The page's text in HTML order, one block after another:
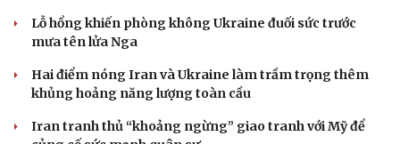
Lỗ hổng khiến phòng không Ukraine đuối sức trước
mưa tên lửa Nga
Hai điểm nóng Iran và Ukraine làm trầm trọng thêm
khủng hoảng năng lượng toàn cầu
Iran tranh thủ “khoảng ngừng” giao tranh với Mỹ để